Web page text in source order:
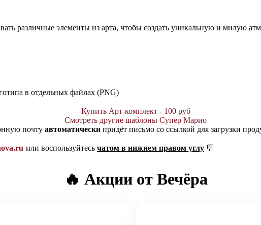
различные элементы из арта, чтобы создать уникальную и милую
в отдельных файлах (PNG)
Купить Арт-комплект - 100 руб
Смотреть другие шаблоны Супер Марио
почту автоматически придёт письмо со ссылкой для загрузки
или воспользуйтесь чатом в нижнем правом углу 💬
🔥 Акции от Вечёра